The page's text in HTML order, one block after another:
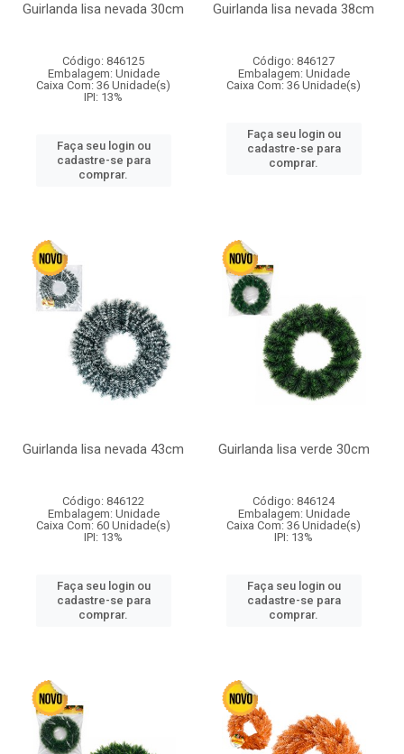
Guirlanda lisa nevada 30cm
Código: 846125
Embalagem: Unidade
Caixa Com: 36 Unidade(s)
IPI: 13%
Faça seu login ou
cadastre-se para
comprar.
Guirlanda lisa nevada 38cm
Código: 846127
Embalagem: Unidade
Caixa Com: 36 Unidade(s)
Faça seu login ou
cadastre-se para
comprar.
Guirlanda lisa nevada 43cm
Código: 846122
Embalagem: Unidade
Caixa Com: 60 Unidade(s)
IPI: 13%
Faça seu login ou
cadastre-se para
comprar.
Guirlanda lisa verde 30cm
Código: 846124
Embalagem: Unidade
Caixa Com: 36 Unidade(s)
IPI: 13%
Faça seu login ou
cadastre-se para
comprar.